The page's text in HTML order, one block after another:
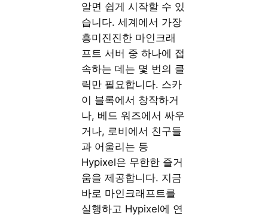
알면 쉽게 시작할 수 있
습니다. 세계에서 가장
흥미진진한 마인크래
프트 서버 중 하나에 접
속하는 데는 몇 번의 클
릭만 필요합니다. 스카
이 블록에서 창작하거
나, 베드 워즈에서 싸우
거나, 로비에서 친구들
과 어울리는 등
Hypixel은 무한한 즐거
움을 제공합니다. 지금
바로 마인크래프트를
실행하고 Hypixel에 연